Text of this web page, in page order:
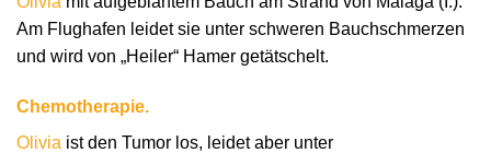
Am Flughafen leidet sie unter schweren Bauchschmerzen
und wird von „Heiler“ Hamer getätschelt.
Chemotherapie.
Olivia ist den Tumor los, leidet aber unter